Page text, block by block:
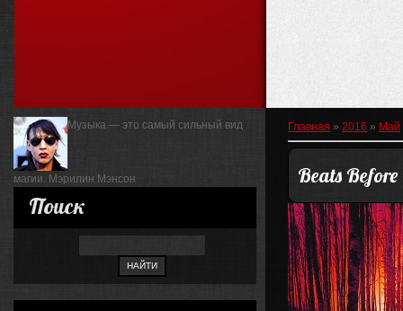
Музыка — это самый сильный вид
магии. Мэрилин Мэнсон
Поиск
Главная » 2016 » Май
Beats